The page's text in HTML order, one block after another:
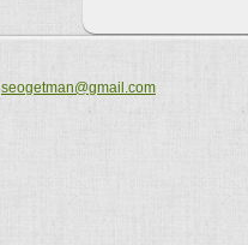
seogetman@gmail.com